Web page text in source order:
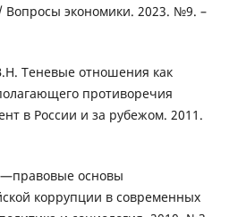
Вопросы экономики. 2023. №9. –
Теневые отношения как
противоречия
в России и за рубежом. 2011.
основы
коррупции в современных